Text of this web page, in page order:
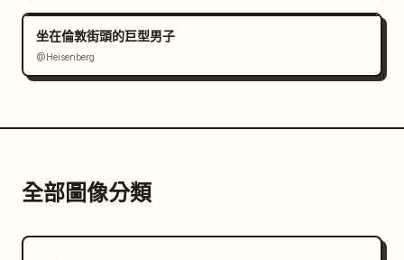
坐在倫敦街頭的巨型男子
@Heisenberg
全部圖像分類